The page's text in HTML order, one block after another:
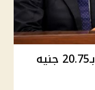
أسعار الوقود في مصر اليوم .. بنزين 80 بـ20.75 جنيه